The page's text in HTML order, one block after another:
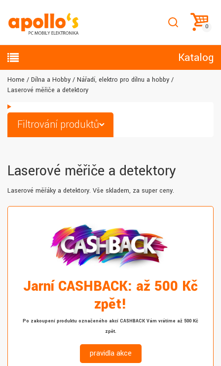
Katalog
Home Dílna a Hobby
Nářadí, elektro pro dílnu a hobby
Laserové měřiče a detektory
Filtrování produktů
Laserové měřiče a detektory
Laserové měřáky a detektory. Vše skladem, za super ceny.
Jarní CASHBACK: až 500 Kč
zpět!
Po zakoupení produktu označeného akcí CASHBACK Vám vrátíme až 500 Kč
zpět.
pravidla akce